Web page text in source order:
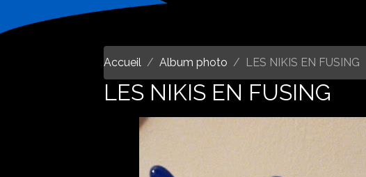
Accueil Album photo LES NIKIS EN FUSING
LES NIKIS EN FUSING